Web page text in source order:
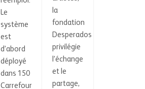
Le
système
est
d’abord
déployé
dans 150
Carrefour
la
fondation
Desperados
privilégie
l’échange
et le
partage,